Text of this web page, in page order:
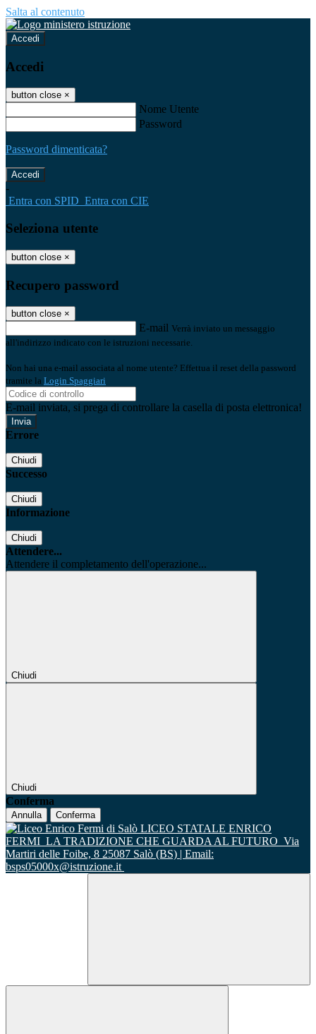
Salta al contenuto
Accedi
Accedi
button close ×
Nome Utente
Password
Password dimenticata?
-
Entra con SPID Entra con CIE
Seleziona utente
button close ×
Recupero password
button close ×
E-mail Verrà inviato un messaggio
all'indirizzo indicato con le istruzioni necessarie.
Non hai una e-mail associata al nome utente? Effettua il reset della password
tramite la Login Spaggiari
E-mail inviata, si prega di controllare la casella di posta elettronica!
Errore
Chiudi
Successo
Chiudi
Informazione
Chiudi
Attendere...
Attendere il completamento dell'operazione...
Chiudi
Chiudi
Conferma
Annulla Conferma
LICEO STATALE ENRICO
FERMI LA TRADIZIONE CHE GUARDA AL FUTURO Via
Martiri delle Foibe, 8 25087 Salò (BS) | Email:
bsps05000x@istruzione.it